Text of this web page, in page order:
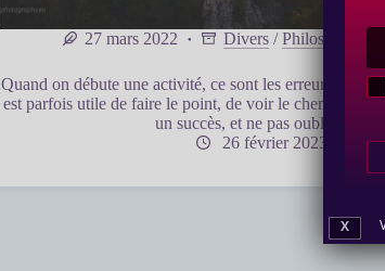
27 mars 2022 Divers/Philosophie
Quand on débute une activité, ce sont les erreurs qui
est parfois utile de faire le point, de voir le chemin
un succès, et ne pas oublier les
26 février 2023
X